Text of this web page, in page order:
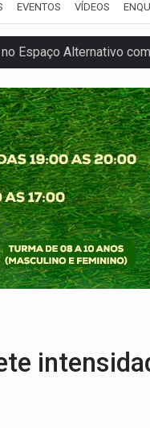
EVENTOS VÍDEOS
Espaço Alternativo
do cargo
expedição do
alta de 8,8%
domingo (9)
apreendidos
90091/2025/SUPEL/RO